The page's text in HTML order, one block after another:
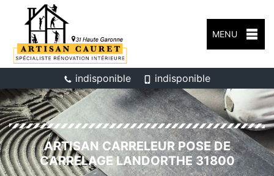
MENU
indisponible indisponible
ARTISAN CARRELEUR POSE DE
CARRELAGE LANDORTHE 31800